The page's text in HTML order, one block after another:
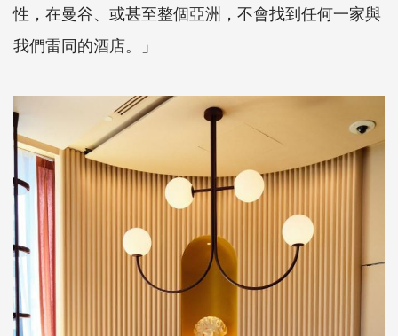
性，在曼谷、或甚至整個亞洲，不會找到任何一家與
我們雷同的酒店。」